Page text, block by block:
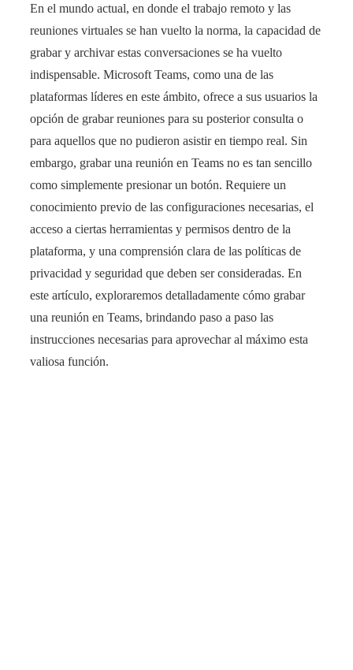
En el mundo actual, en donde el trabajo remoto y las
reuniones virtuales se han vuelto la norma, la capacidad de
grabar y archivar estas conversaciones se ha vuelto
indispensable. Microsoft Teams, como una de las
plataformas líderes en este ámbito, ofrece a sus usuarios la
opción de grabar reuniones para su posterior consulta o
para aquellos que no pudieron asistir en tiempo real. Sin
embargo, grabar una reunión en Teams no es tan sencillo
como simplemente presionar un botón. Requiere un
conocimiento previo de las configuraciones necesarias, el
acceso a ciertas herramientas y permisos dentro de la
plataforma, y una comprensión clara de las políticas de
privacidad y seguridad que deben ser consideradas. En
este artículo, exploraremos detalladamente cómo grabar
una reunión en Teams, brindando paso a paso las
instrucciones necesarias para aprovechar al máximo esta
valiosa función.